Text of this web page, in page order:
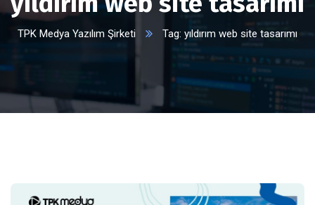
TPK Medya Yazılım Şirketi Tag: yıldırım web site tasarımı